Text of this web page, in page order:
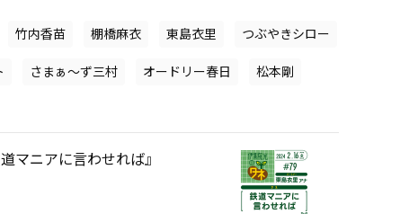
竹内香苗 棚橋麻衣 東島衣里 つぶやきシロー
さまぁ～ず三村 オードリー春日 松本剛
マニアに言わせれば』